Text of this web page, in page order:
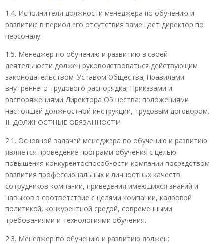
1.4. Исполнителя должности менеджера по обучению и
развитию в период его отсутствия замещает директор по
персоналу.
1.5. Менеджер по обучению и развитию в своей
деятельности должен руководствоваться действующим
законодательством; Уставом Общества; Правилами
внутреннего трудового распорядка; Приказами и
распоряжениями Директора Общества; положениями
настоящей должностной инструкции, трудовым договором.
II. ДОЛЖНОСТНЫЕ ОБЯЗАННОСТИ
2.1. Основной задачей менеджера по обучению и развитию
является проведение программ обучения с целью
повышения конкурентоспособности компании посредством
развития профессиональных и личностных качеств
сотрудников компании, приведения имеющихся знаний и
навыков в соответствие с целями компании, кадровой
политикой, конкурентной средой, современными
требованиями и технологиями обучения.
2.3. Менеджер по обучению и развитию должен: